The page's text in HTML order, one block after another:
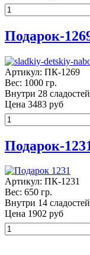
Подарок-
Артикул: ПК-1269
Вес: 1000 гр.
Внутри 28 сладостей
Цена 3483 руб
Подарок-
Артикул: ПК-1231
Вес: 650 гр.
Внутри 14 сладостей
Цена 1902 руб